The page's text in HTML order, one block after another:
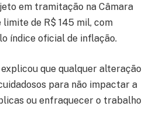
em tramitação na Câmara
de R$ 145 mil, com
índice oficial de inflação.
que qualquer alteração
para não impactar a
ou enfraquecer o trabalho